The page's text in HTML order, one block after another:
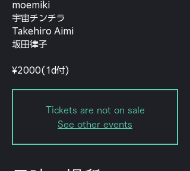
moemiki
宇宙チンチラ
Takehiro Aimi
坂田律子
¥2000(1d付)
Tickets are not on sale
See other events